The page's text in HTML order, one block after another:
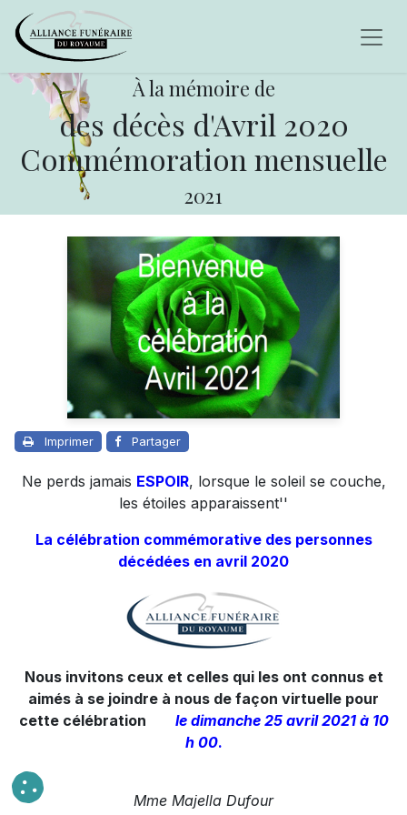
À la mémoire de
des décès d'Avril 2020
Commémoration mensuelle
2021
Imprimer Partager
Ne perds jamais ESPOIR, lorsque le soleil se couche,
les étoiles apparaissent''
La célébration commémorative des personnes
décédées en avril 2020
Nous invitons ceux et celles qui les ont connus et
aimés à se joindre à nous de façon virtuelle pour
cette célébration
le dimanche 25 avril 2021 à 10
h 00.
Mme Majella Dufour